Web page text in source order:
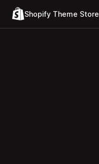
Shopify Theme Store